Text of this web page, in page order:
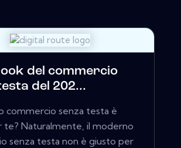
del commercio
del 202...
commercio senza testa è
te? Naturalmente, il moderno
senza testa non è giusto per